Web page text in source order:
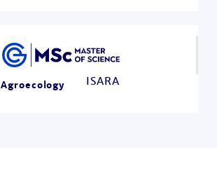
Agroecology ISARA